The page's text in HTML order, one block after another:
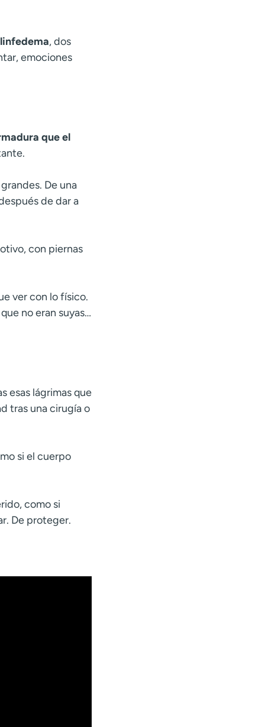
, dos
emociones
que el
De una
de dar a
con piernas
ver con lo físico.
no eran suyas…
esas lágrimas que
tras una cirugía o
si el cuerpo
como si
De proteger.